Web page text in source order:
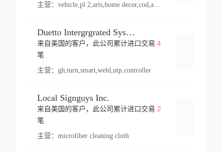
主营： vehicle,pl 2,arts,home decor,cod,amusement ride,sea
Duetto Intergrgrated Systems Inc.
来自美国的客户，此公司累计进口交易 4
笔
主营： gh,turn,smart,weld,utp,controller
Local Signguys Inc.
来自美国的客户，此公司累计进口交易 2
笔
主营： microfiber cleaning cloth